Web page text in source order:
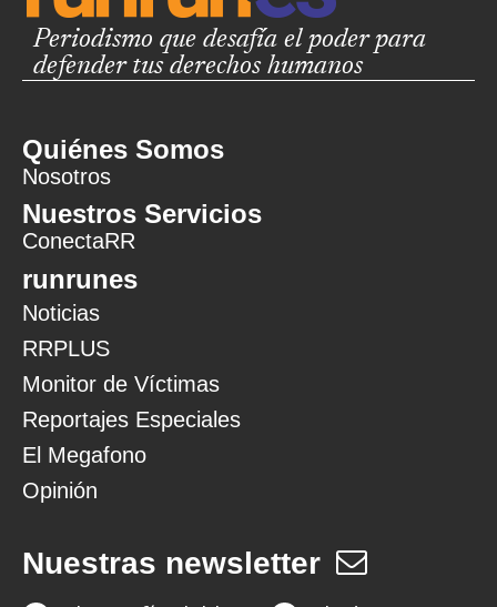
Periodismo que desafía el poder para
defender tus derechos humanos
Quiénes Somos
Nosotros
Nuestros Servicios
ConectaRR
runrunes
Noticias
RRPLUS
Monitor de Víctimas
Reportajes Especiales
El Megafono
Opinión
Nuestras newsletter